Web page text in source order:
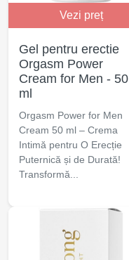
Vezi preț
Gel pentru erectie
Orgasm Power
Cream for Men - 50
ml
Orgasm Power for Men
Cream 50 ml – Crema
Intimă pentru O Erecție
Puternică și de Durată!
Transformă...